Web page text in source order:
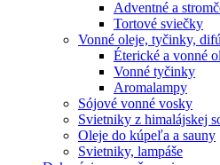
Adventné a
Tortové sviečky
Vonné oleje, tyčinky,
Éterické a vonné
Vonné tyčinky
Aromalampy
Sójové vonné vosky
Svietniky z himalájskej
Oleje do kúpeľa a sauny
Svietniky, lampáše